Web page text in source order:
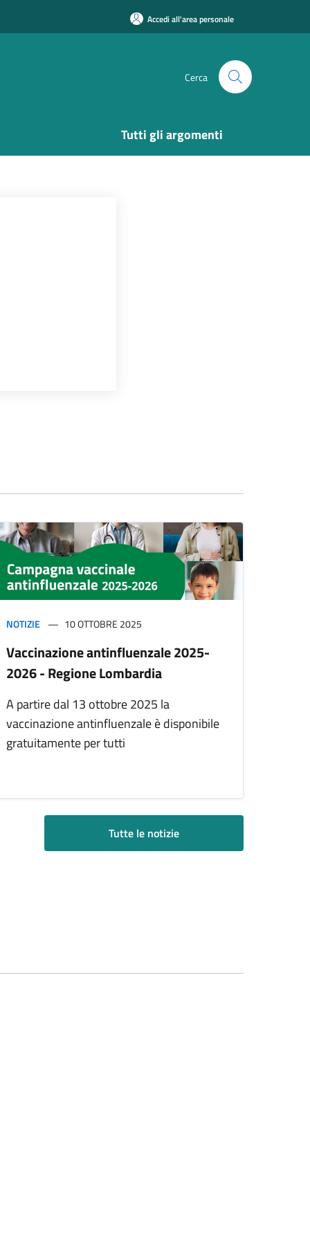
Accedi all'area personale
Cerca
Tutti gli argomenti
NOTIZIE 10 OTTOBRE 2025
Vaccinazione antinfluenzale 2025-
2026 - Regione Lombardia
A partire dal 13 ottobre 2025 la
vaccinazione antinfluenzale è disponibile
gratuitamente per tutti
Tutte le notizie